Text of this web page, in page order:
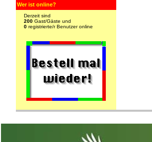
Wer ist online?
Derzeit sind
200 Gast/Gäste und
0 registrierte/r Benutzer online